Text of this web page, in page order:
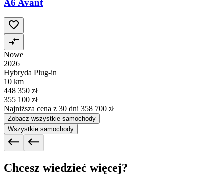
A6 Avant
Nowe
2026
Hybryda Plug-in
10 km
448 350 zł
355 100 zł
Najniższa cena z 30 dni 358 700 zł
Zobacz wszystkie samochody
Wszystkie samochody
Chcesz wiedzieć więcej?